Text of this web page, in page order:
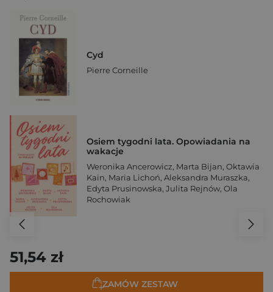
Cyd
Pierre Corneille
Osiem tygodni lata. Opowiadania na
wakacje
Weronika Ancerowicz, Marta Bijan, Oktawia
Kain, Maria Lichoń, Aleksandra Muraszka,
Edyta Prusinowska, Julita Rejnów, Ola
Rochowiak
51,54 zł
ZAMÓW ZESTAW